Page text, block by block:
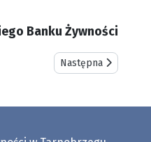
Banku Żywności
o wydawaniu paczek - Luty
Następna strona:
Następna